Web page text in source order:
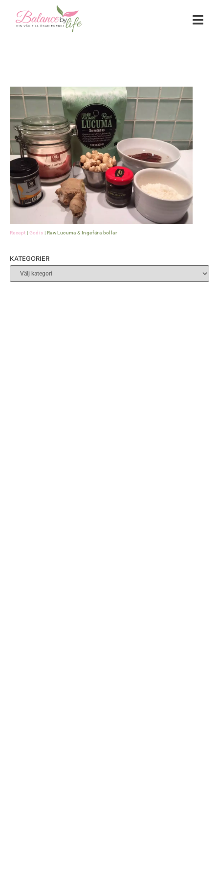
Recept | Godis | Raw Lucuma & Ingefära bollar
KATEGORIER